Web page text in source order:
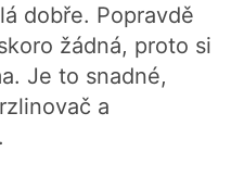
dobře. Popravdě
žádná, proto si
Je to snadné,
a